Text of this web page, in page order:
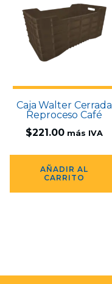
Caja Walter Cerrada
Reproceso Café
$221.00 más IVA
AÑADIR AL
CARRITO